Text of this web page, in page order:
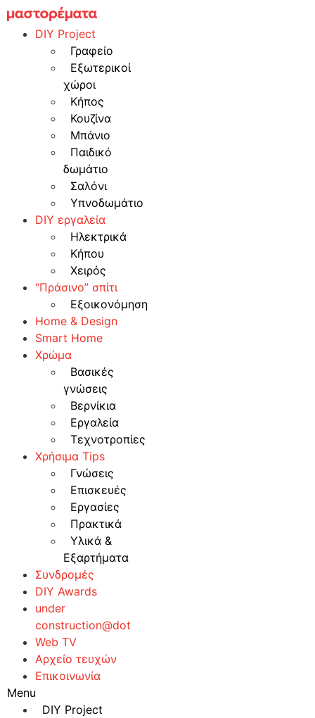
Skip
to
content
DIY Project
Γραφείο
Εξωτερικοί
χώροι
Κήπος
Κουζίνα
Μπάνιο
Παιδικό
δωμάτιο
Σαλόνι
Υπνοδωμάτιο
DIY εργαλεία
Ηλεκτρικά
Κήπου
Χειρός
“Πράσινο” σπίτι
Εξοικονόμηση
Home & Design
Smart Home
Χρώμα
Βασικές
γνώσεις
Βερνίκια
Εργαλεία
Τεχνοτροπίες
Χρήσιμα Tips
Γνώσεις
Επισκευές
Εργασίες
Πρακτικά
Υλικά &
Εξαρτήματα
Συνδρομές
DIY Awards
under
construction@dot
Web TV
Αρχείο τευχών
Επικοινωνία
Menu
DIY Project